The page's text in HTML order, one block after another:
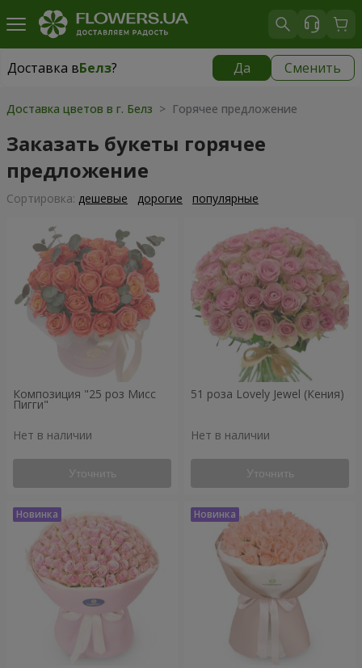
Доставка вБелз? Да Сменить
Доставка вБелз
Доставка цветов в г. Белз > Горячее предложение
Заказать букеты горячее
предложение
Cортировка: дешевые дорогие популярные
Композиция "25 роз Мисс
Пигги"
Нет в наличии
Уточнить
51 роза Lovely Jewel (Кения)
Нет в наличии
Уточнить